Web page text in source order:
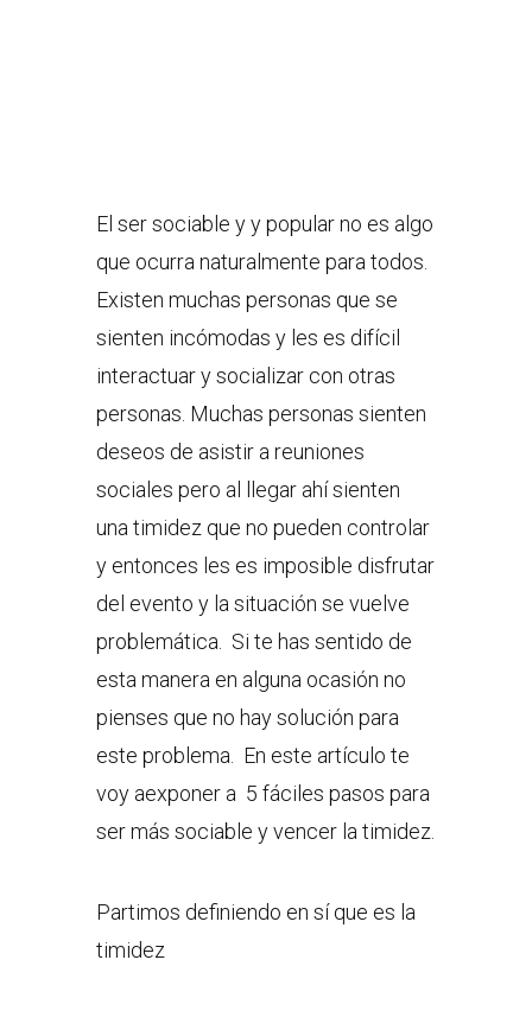
El ser sociable y y popular no es algo
que ocurra naturalmente para todos.
Existen muchas personas que se
sienten incómodas y les es difícil
interactuar y socializar con otras
personas. Muchas personas sienten
deseos de asistir a reuniones
sociales pero al llegar ahí sienten
una timidez que no pueden controlar
y entonces les es imposible disfrutar
del evento y la situación se vuelve
problemática. Si te has sentido de
esta manera en alguna ocasión no
pienses que no hay solución para
este problema. En este artículo te
voy aexponer a 5 fáciles pasos para
ser más sociable y vencer la timidez.
Partimos definiendo en sí que es la
timidez